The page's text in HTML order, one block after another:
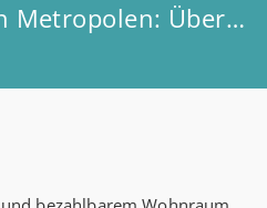
Platzmangel in den Metropolen: Überbelegung in Städten dreimal so hoch wie auf dem Land